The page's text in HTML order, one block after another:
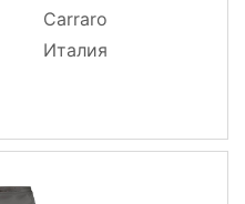
Carraro
Италия